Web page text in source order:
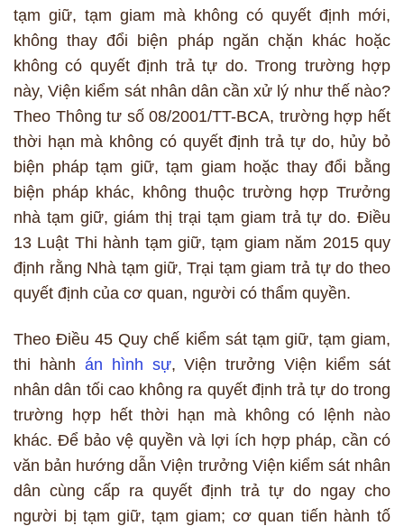
tạm giữ, tạm giam mà không có quyết định mới,
không thay đổi biện pháp ngăn chặn khác hoặc
không có quyết định trả tự do. Trong trường hợp
này, Viện kiểm sát nhân dân cần xử lý như thế nào?
Theo Thông tư số 08/2001/TT-BCA, trường hợp hết
thời hạn mà không có quyết định trả tự do, hủy bỏ
biện pháp tạm giữ, tạm giam hoặc thay đổi bằng
biện pháp khác, không thuộc trường hợp Trưởng
nhà tạm giữ, giám thị trại tạm giam trả tự do. Điều
13 Luật Thi hành tạm giữ, tạm giam năm 2015 quy
định rằng Nhà tạm giữ, Trại tạm giam trả tự do theo
quyết định của cơ quan, người có thẩm quyền.
Theo Điều 45 Quy chế kiểm sát tạm giữ, tạm giam,
thi hành án hình sự, Viện trưởng Viện kiểm sát
nhân dân tối cao không ra quyết định trả tự do trong
trường hợp hết thời hạn mà không có lệnh nào
khác. Để bảo vệ quyền và lợi ích hợp pháp, cần có
văn bản hướng dẫn Viện trưởng Viện kiểm sát nhân
dân cùng cấp ra quyết định trả tự do ngay cho
người bị tạm giữ, tạm giam; cơ quan tiến hành tố